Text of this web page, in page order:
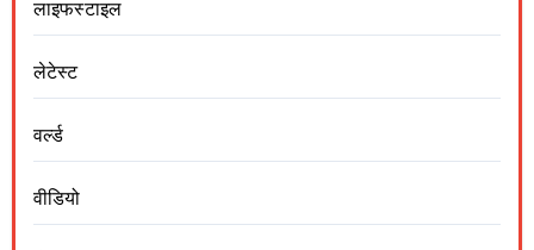
लाइफस्टाइल
लेटेस्ट
वर्ल्ड
वीडियो